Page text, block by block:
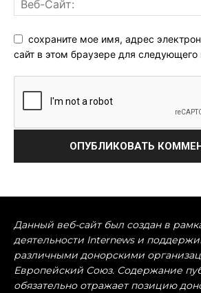
сохраните мое имя, адрес
сайт в этом браузере для
Данный веб-сайт был создан в
деятельности Internews и
различными донорскими
Европейский Союз. Содержание
обязательно отражает позицию